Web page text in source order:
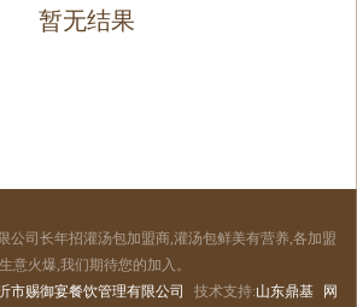
暂无结果
公司长年招灌汤包加盟商,灌汤包鲜美有营养,各加盟
意火爆,我们期待您的加入。
市赐御宴餐饮管理有限公司 技术支持:山东鼎基
网